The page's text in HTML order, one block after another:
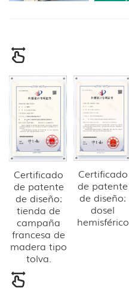
Certificado
de patente
de diseño:
tienda de
campaña
francesa de
madera tipo
tolva.
Certificado
de patente
de diseño:
dosel
hemisférico